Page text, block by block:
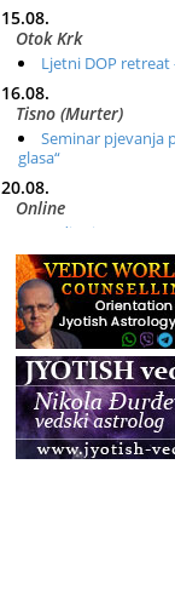
15.08.
Otok Krk
Ljetni DOP
16.08.
Tisno (Murter)
Seminar pjevanja
glasa“
20.08.
Online
Radionica:
otvoreno za sve
21.08.
Zagreb+Online
Osnovni
22.08.
Pula
Access BARS®,
23.08.
Pula